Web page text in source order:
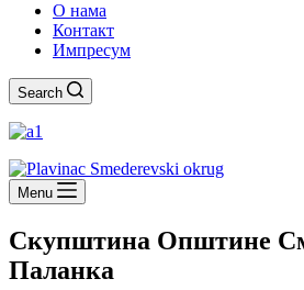
О нама
Контакт
Импресум
Search
Menu
Скупштина Општине
Паланка